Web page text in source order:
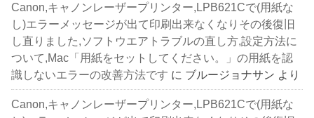
Canon,キャノンレーザープリンター,LPB621Cで(用紙な
し)エラーメッセージが出て印刷出来なくなりその後復旧
し直りました,ソフトウエアトラブルの直し方,設定方法に
ついて,Mac「用紙をセットしてください。」の用紙を認
識しないエラーの改善方法です に ブルージョナサン より
Canon,キャノンレーザープリンター,LPB621Cで(用紙な